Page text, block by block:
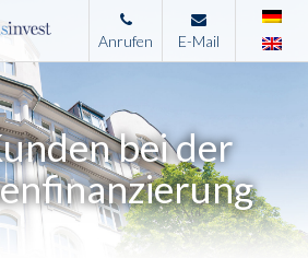
Anrufen E-Mail
bei der